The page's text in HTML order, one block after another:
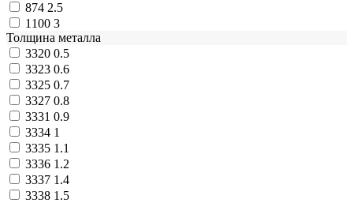
874 2.5
1100 3
Толщина металла
3320 0.5
3323 0.6
3325 0.7
3327 0.8
3331 0.9
3334 1
3335 1.1
3336 1.2
3337 1.4
3338 1.5